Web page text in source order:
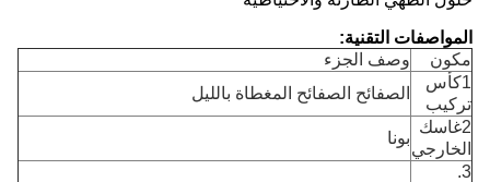
المواصفات التقنية:
مكون
وصف الجزء
1كأس
تركيب
الصفائح الصفائح المغطاة بالليل
2غاسك
الخارجي
بونا
3.